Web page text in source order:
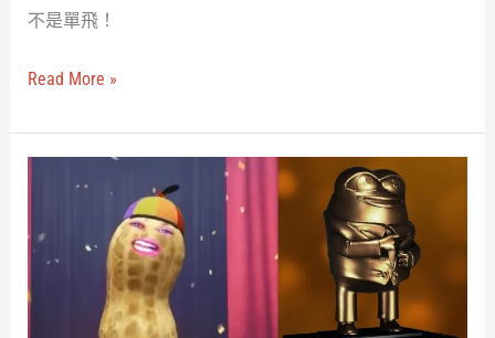
不是單飛！
STELLAR！
係、
四
巡
演、
Read More »
2025
VTuber